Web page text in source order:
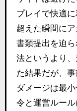
プレイで快適
超えた瞬間に
書類提出を迫
法というより
た結果だが、
ダメージは最
令と運営ルー